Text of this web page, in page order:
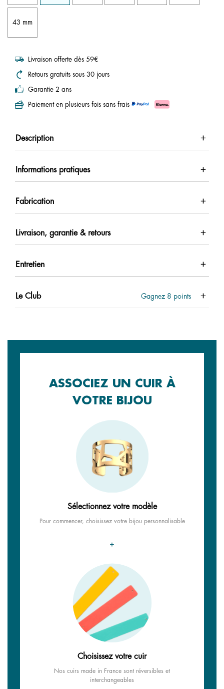
43 mm
Livraison offerte dès 59€
Retours gratuits sous 30 jours
Garantie 2 ans
Paiement en plusieurs fois sans frais
Description
Informations pratiques
Fabrication
Livraison, garantie & retours
Entretien
Le Club Gagnez 8 points
ASSOCIEZ UN CUIR À
VOTRE BIJOU
Sélectionnez votre modèle
Pour commencer, choisissez votre bijou personnalisable
+
Choisissez votre cuir
Nos cuirs made in France sont réversibles et
interchangeables